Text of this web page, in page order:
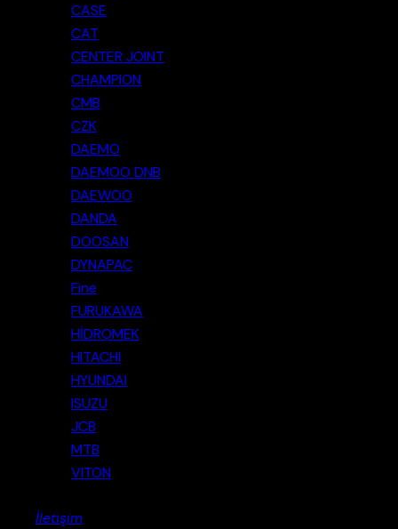
CASE
CAT
CENTER JOINT
CHAMPION
CMB
CZK
DAEMO
DAEMOO DNB
DAEWOO
DANDA
DOOSAN
DYNAPAC
Fine
FURUKAWA
HİDROMEK
HITACHI
HYUNDAI
ISUZU
JCB
MTB
VITON
İletişim